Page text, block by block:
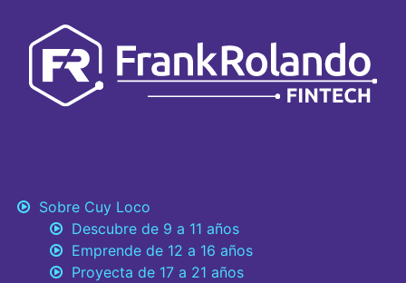
Sobre Cuy Loco
Descubre de 9 a 11 años
Emprende de 12 a 16 años
Proyecta de 17 a 21 años